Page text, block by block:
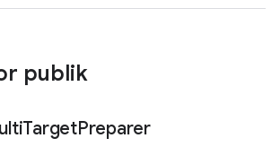
publik
TargetPreparer